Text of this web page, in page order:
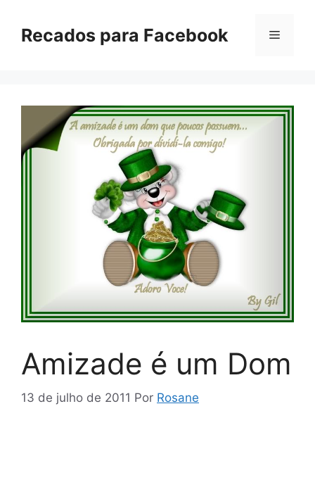
paraRecados para Facebook Menu
Amizade é um Dom
13 de julho de 2011 Por Rosane